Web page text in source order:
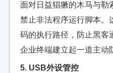
面对日益猖獗的木马与勒
禁止非法程序运行脚本。
码的执行路径，防止黑客
企业终端建立起一道主动
5. USB外设管控